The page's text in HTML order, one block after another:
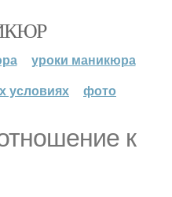
уроки маникюра
условиях
фото
к